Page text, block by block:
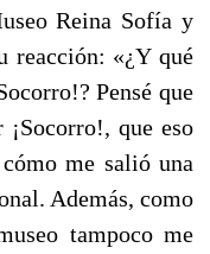
Reina Sofía y
reacción: «¿Y qué
Pensé que
que eso
me salió una
Además, como
tampoco me